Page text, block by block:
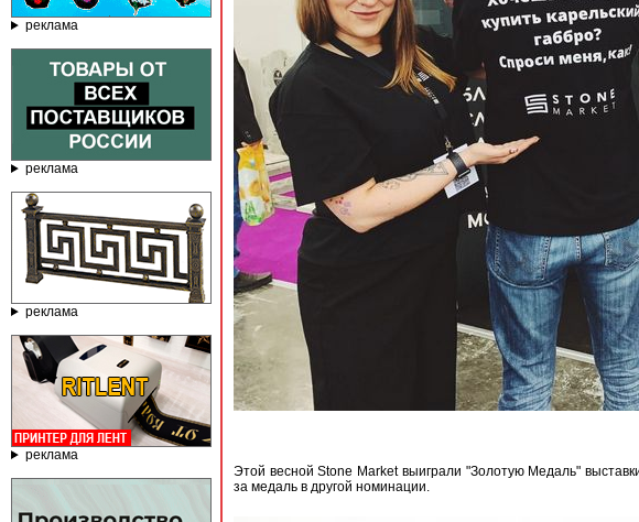
реклама
реклама
реклама
реклама
Этой весной Stone Market выиграли "Золотую Медаль"
за медаль в другой номинации.